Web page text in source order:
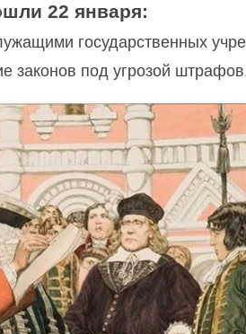
22 января:
государственных
законов под угрозой